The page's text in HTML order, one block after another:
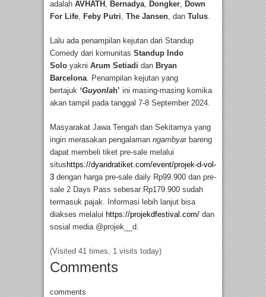
adalah AVHATH Bernadya Dongker Down
For Life Feby Putri The Jansen , dan Tulus
Lalu ada penampilan kejutan dari Standup
Comedy dari komunitas Standup Indo
Solo yakni Arum Setiadi dan Bryan
Barcelona . Penampilan kejutan yang
bertajuk ‘Guyonlah’ ini masing-masing komika
akan tampil pada tanggal 7-8 September 2024.
Masyarakat Jawa Tengah dan Sekitarnya yang
ingin merasakan pengalaman ngambyar bareng
dapat membeli tiket pre-sale melalui
situshttps://dyandratiket.com/event/projek-d-vol-
3 dengan harga pre-sale daily Rp99.900 dan pre-
sale 2 Days Pass sebesar Rp179.900 sudah
termasuk pajak. Informasi lebih lanjut bisa
diakses melalui https://projekdfestival.com/ dan
sosial media @projek__d.
(Visited 41 times, 1 visits today)
Comments
comments